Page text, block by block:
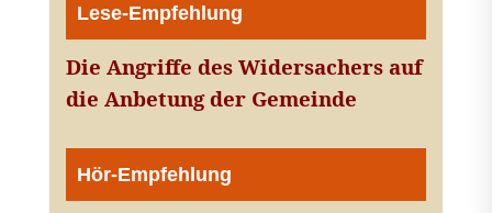
Lese-Empfehlung
Die Angriffe des Widersachers auf
die Anbetung der Gemeinde
Hör-Empfehlung